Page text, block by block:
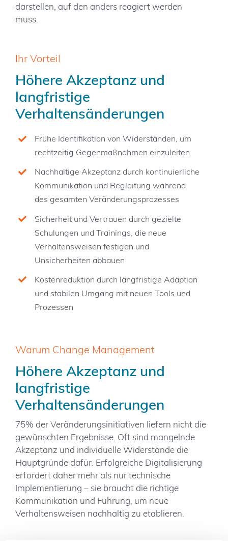
darstellen, auf den anders reagiert werden
muss.
Ihr Vorteil
Höhere Akzeptanz und
langfristige
Verhaltensänderungen
Frühe Identifikation von Widerständen, um
rechtzeitig Gegenmaßnahmen einzuleiten
Nachhaltige Akzeptanz durch kontinuierliche
Kommunikation und Begleitung während
des gesamten Veränderungsprozesses
Sicherheit und Vertrauen durch gezielte
Schulungen und Trainings, die neue
Verhaltensweisen festigen und
Unsicherheiten abbauen
Kostenreduktion durch langfristige Adaption
und stabilen Umgang mit neuen Tools und
Prozessen
Warum Change Management
Höhere Akzeptanz und
langfristige
Verhaltensänderungen
75% der Veränderungsinitiativen liefern nicht die
gewünschten Ergebnisse. Oft sind mangelnde
Akzeptanz und individuelle Widerstände die
Hauptgründe dafür. Erfolgreiche Digitalisierung
erfordert daher mehr als nur technische
Implementierung – sie braucht die richtige
Kommunikation und Führung, um neue
Verhaltensweisen nachhaltig zu etablieren.